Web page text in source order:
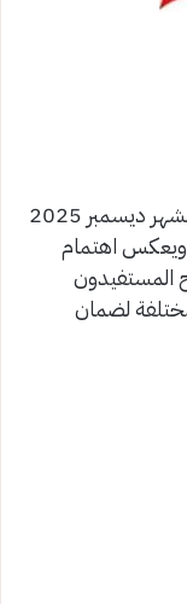
في النهاية، يعد صرف معاش تكافل وكرامة لشهر ديسمبر 2025
ويعكس اهتمام
المستفيدون
لضمان